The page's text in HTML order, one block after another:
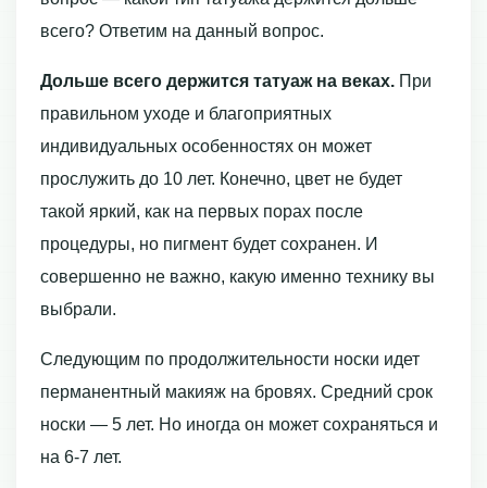
всего? Ответим на данный вопрос.
Дольше всего держится татуаж на веках. При
правильном уходе и благоприятных
индивидуальных особенностях он может
прослужить до 10 лет. Конечно, цвет не будет
такой яркий, как на первых порах после
процедуры, но пигмент будет сохранен. И
совершенно не важно, какую именно технику вы
выбрали.
Следующим по продолжительности носки идет
перманентный макияж на бровях. Средний срок
носки — 5 лет. Но иногда он может сохраняться и
на 6-7 лет.